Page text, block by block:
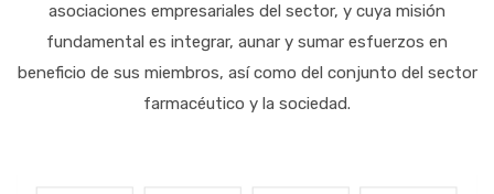
asociaciones empresariales del sector, y cuya misión
fundamental es integrar, aunar y sumar esfuerzos en
beneficio de sus miembros, así como del conjunto del sector
farmacéutico y la sociedad.